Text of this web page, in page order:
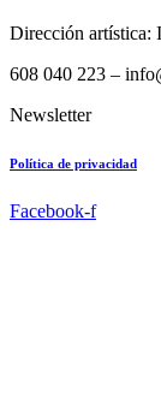
Dirección artística:
608 040 223 –
Newsletter
Política de privacidad
Facebook-f